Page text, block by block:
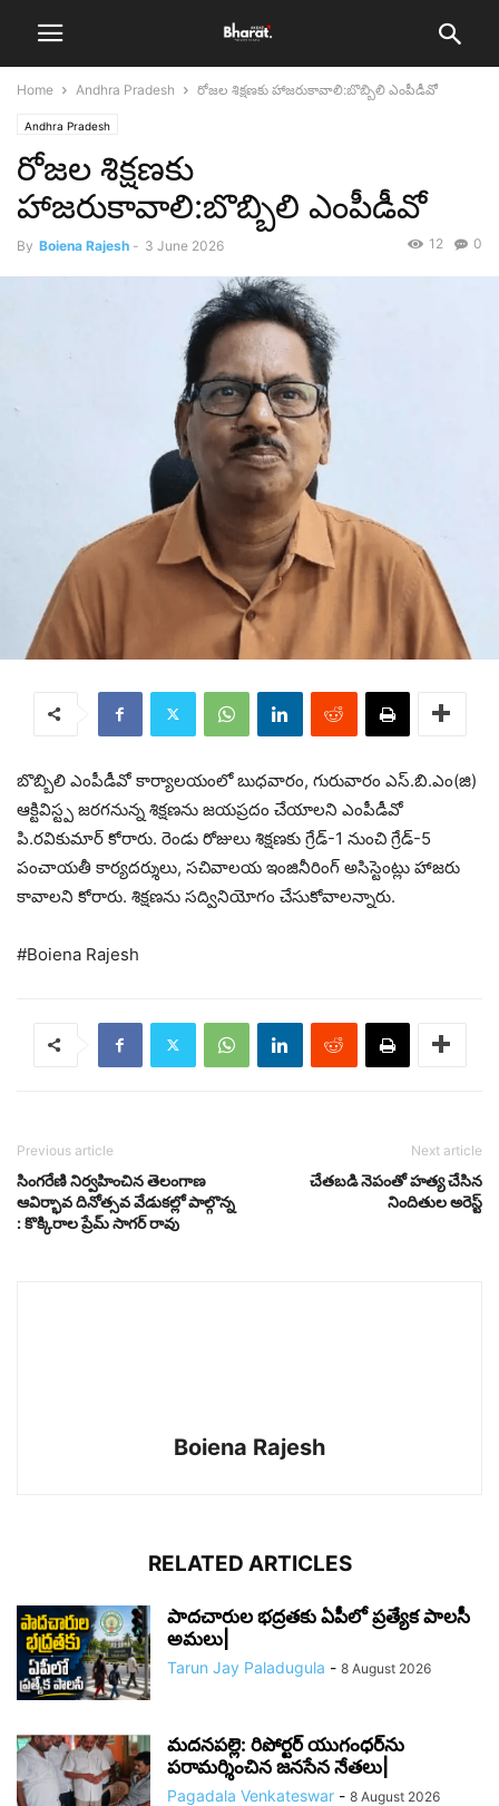
Home Andhra Pradesh రోజల శిక్షణకు హాజరుకావాలి:బొబ్బిలి ఎంపీడీవో
Andhra Pradesh
రోజల శిక్షణకు
హాజరుకావాలి:బొబ్బిలి ఎంపీడీవో
By Boiena Rajesh - 3 June 2026 0
12
బొబ్బిలి ఎంపీడీవో కార్యాలయంలో బుధవారం, గురువారం ఎస్.బి.ఎం(జి)
ఆక్టివిస్ట్ప జరగనున్న శిక్షణను జయప్రదం చేయాలని ఎంపీడీవో
పి.రవికుమార్ కోరారు. రెండు రోజులు శిక్షణకు గ్రేడ్-1 నుంచి గ్రేడ్-5
పంచాయతీ కార్యదర్శులు, సచివాలయ ఇంజినీరింగ్ అసిస్టెంట్లు హాజరు
కావాలని కోరారు. శిక్షణను సద్వినియోగం చేసుకోవాలన్నారు.
#Boiena Rajesh
Previous article
సింగరేణి నిర్వహించిన తెలంగాణ
ఆవిర్భావ దినోత్సవ వేడుకల్లో పాల్గొన్న
: కొక్కిరాల ప్రేమ్ సాగర్ రావు
Next article
చేతబడి నెపంతో హత్య చేసిన
నిందితుల అరెస్ట్
Boiena Rajesh
RELATED ARTICLES
పాదచారుల భద్రతకు ఏపీలో ప్రత్యేక పాలసీ
అమలు|
Tarun Jay Paladugula - 8 August 2026
మదనపల్లె: రిపోర్టర్ యుగంధర్‌ను
పరామర్శించిన జనసేన నేతలు|
Pagadala Venkateswar - 8 August 2026